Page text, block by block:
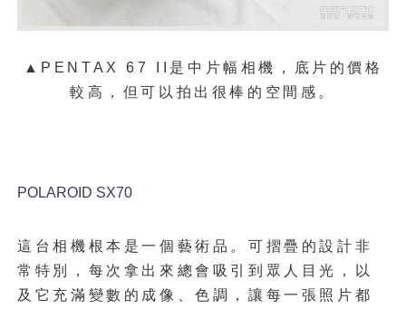
▲PENTAX 67 II是中片幅相機，底片的價格
較高，但可以拍出很棒的空間感。
POLAROID SX70
這台相機根本是一個藝術品。可摺疊的設計非
常特別，每次拿出來總會吸引到眾人目光，以
及它充滿變數的成像、色調，讓每一張照片都